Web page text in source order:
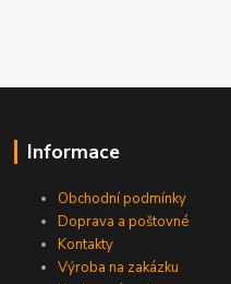
Informace
Obchodní podmínky
Doprava a poštovné
Kontakty
Výroba na zakázku